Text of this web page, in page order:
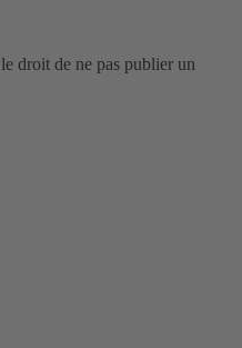
droit de ne pas publier un